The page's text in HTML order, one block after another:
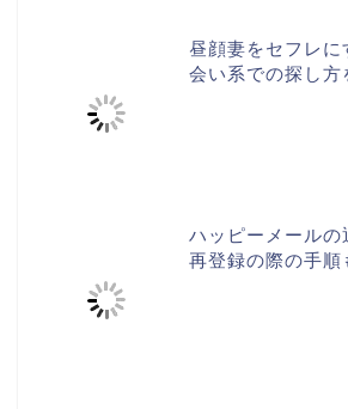
昼顔妻をセフレに
会い系での探し方
ハッピーメールの
再登録の際の手順